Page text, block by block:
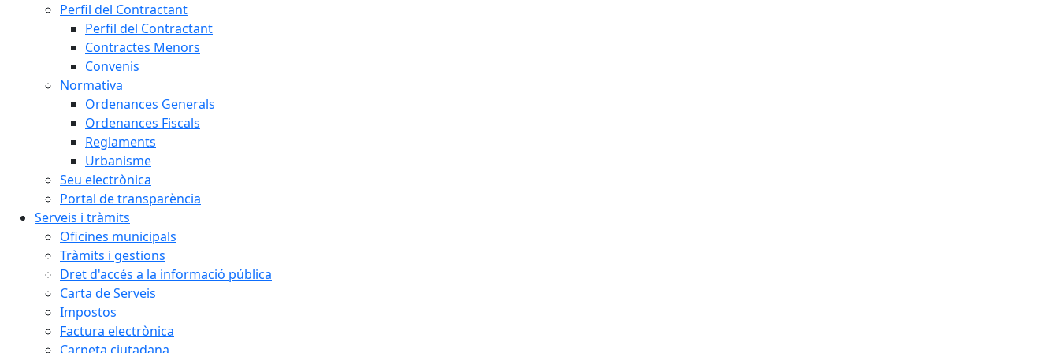
Perfil del Contractant
Perfil del Contractant
Contractes Menors
Convenis
Normativa
Ordenances Generals
Ordenances Fiscals
Reglaments
Urbanisme
Seu electrònica
Portal de transparència
Serveis i tràmits
Oficines municipals
Tràmits i gestions
Dret d'accés a la informació pública
Carta de Serveis
Impostos
Factura electrònica